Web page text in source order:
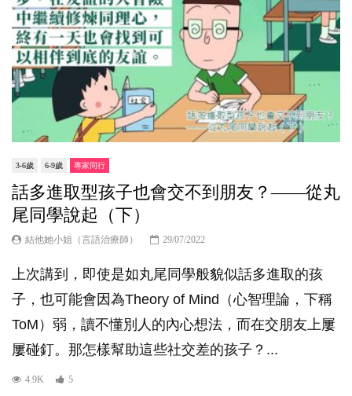
3-6歲 6-9歲 專家同行
話多進取型孩子也會交不到朋友？——從丸
尾同學說起（下）
結他她小姐（言語治療師） 29/07/2022
上次講到，即使是如丸尾同學般貌似話多進取的孩
子，也可能會因為Theory of Mind（心智理論，下稱
ToM）弱，讀不懂別人的內心想法，而在交朋友上屢
屢碰釘。那怎樣幫助這些社交差的孩子？...
4.9K 5